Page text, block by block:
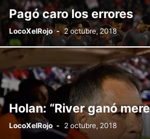
Pagó caro los errores
LocoXelRojo - 2 octubre, 2018
Holan: “River ganó
LocoXelRojo - 2 octubre, 2018